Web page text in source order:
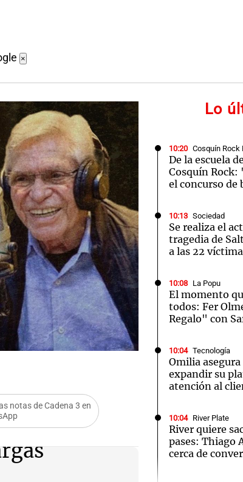
×
notas de Cadena 3 en
Lo
10:20 Cosquín Rock
De la escuela
Cosquín Rock:
el concurso de
10:13 Sociedad
Se realiza el
tragedia de
a las 22
10:08 La Popu
El momento
todos: Fer
Regalo" con
10:04 Tecnología
Omilia
expandir su
atención al
10:04 River Plate
River quiere
pases: Thiago
cerca de
Audio.